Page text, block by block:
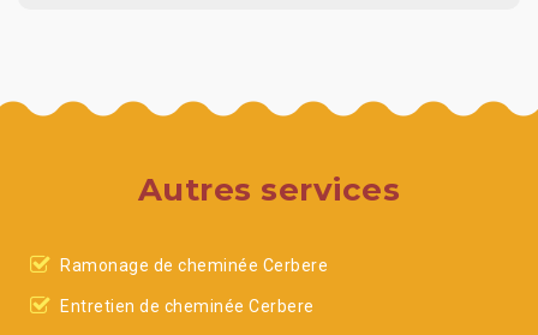
Autres services
Ramonage de cheminée Cerbere
Entretien de cheminée Cerbere